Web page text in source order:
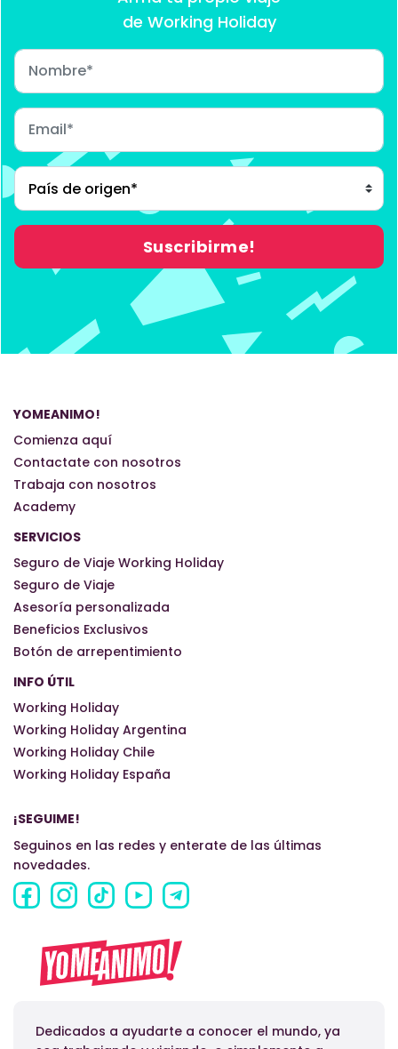
de Working Holiday
YOMEANIMO!
Comienza aquí
Contactate con nosotros
Trabaja con nosotros
Academy
SERVICIOS
Seguro de Viaje Working Holiday
Seguro de Viaje
Asesoría personalizada
Beneficios Exclusivos
Botón de arrepentimiento
INFO ÚTIL
Working Holiday
Working Holiday Argentina
Working Holiday Chile
Working Holiday España
¡SEGUIME!
Seguinos en las redes y enterate de las últimas
novedades.
Dedicados a ayudarte a conocer el mundo, ya